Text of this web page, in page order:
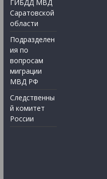
ГИБДД МВД
Саратовской
области
Подразделен
ия по
вопросам
миграции
МВД РФ
Следственны
й комитет
России